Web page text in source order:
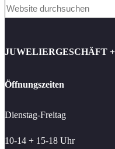
JUWELIERGESCHÄFT
Öffnungszeiten
Dienstag-Freitag
10-14 + 15-18 Uhr